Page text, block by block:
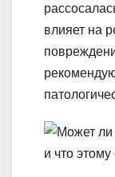
влияет на